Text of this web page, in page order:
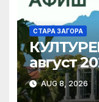
СТАРА ЗАГОРА
август
AUG 8, 2026